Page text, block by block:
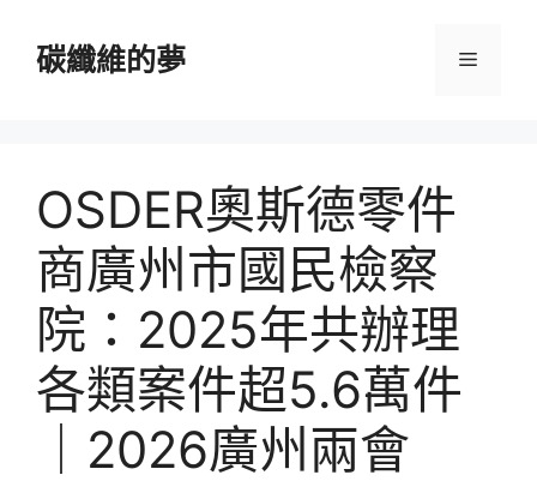
碳纖維的夢 選
OSDER奧斯德零件
商廣州市國民檢察
院：2025年共辦理
各類案件超5.6萬件
｜2026廣州兩會